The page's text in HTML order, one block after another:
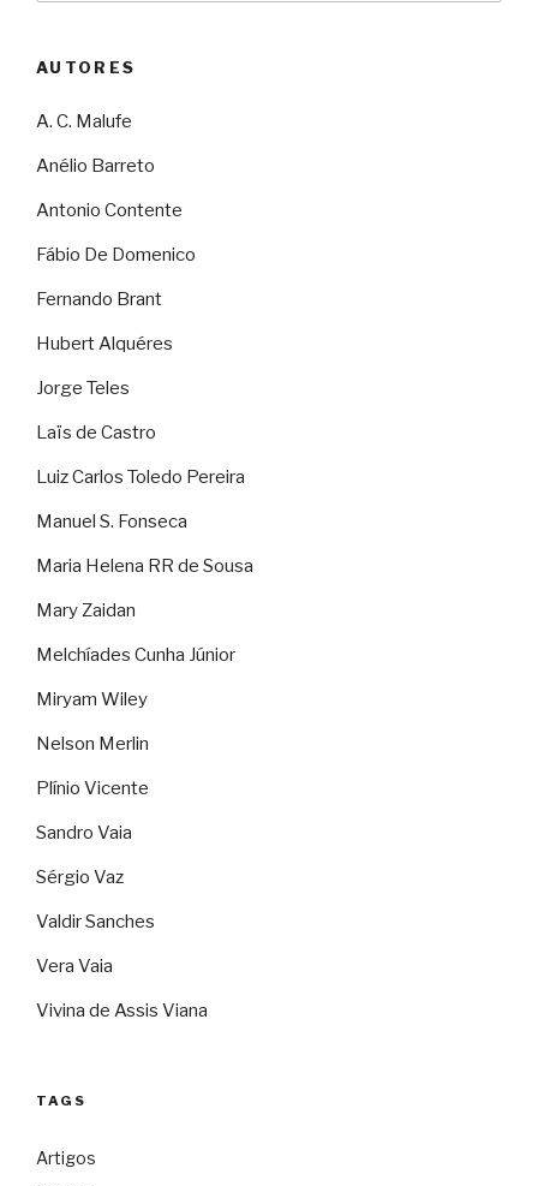
AUTORES
A. C. Malufe
Anélio Barreto
Antonio Contente
Fábio De Domenico
Fernando Brant
Hubert Alquéres
Jorge Teles
Laïs de Castro
Luiz Carlos Toledo Pereira
Manuel S. Fonseca
Maria Helena RR de Sousa
Mary Zaidan
Melchíades Cunha Júnior
Miryam Wiley
Nelson Merlin
Plínio Vicente
Sandro Vaia
Sérgio Vaz
Valdir Sanches
Vera Vaia
Vivina de Assis Viana
TAGS
Artigos